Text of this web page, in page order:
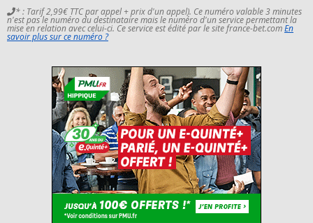
* : Tarif 2,99€ TTC par appel + prix d'un appel). Ce numéro valable 3 minutes
n'est pas le numéro du destinataire mais le numéro d'un service permettant la
mise en relation avec celui-ci. Ce service est édité par le site france-bet.comEn
savoir plus sur ce numéro ?